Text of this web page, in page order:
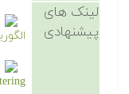
لینک های
پیشنهادی